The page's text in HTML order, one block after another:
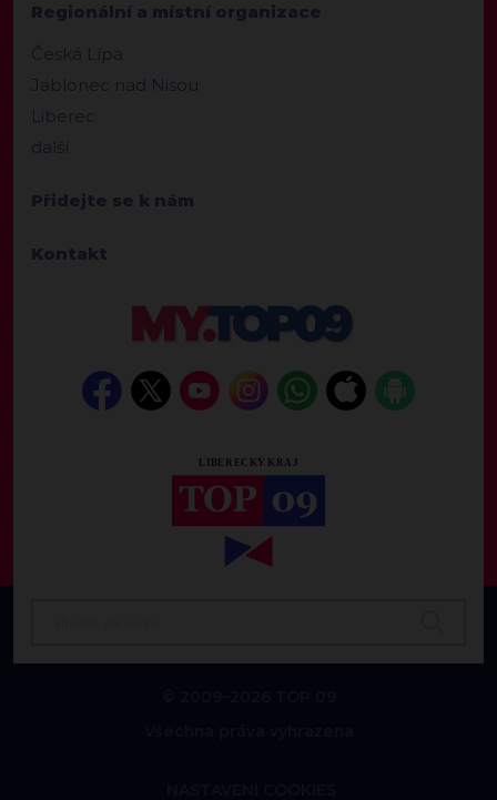
Regionální a místní organizace
Česká Lípa
Jablonec nad Nisou
Liberec
další
Přidejte se k nám
Kontakt